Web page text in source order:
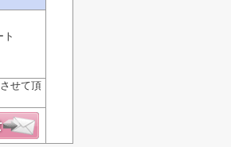
ト
せて頂